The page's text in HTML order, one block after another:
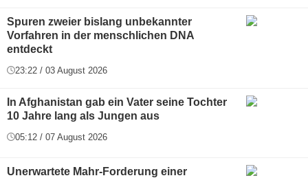
Spuren zweier bislang unbekannter
Vorfahren in der menschlichen DNA
entdeckt
23:22 / 03 August 2026
In Afghanistan gab ein Vater seine Tochter
10 Jahre lang als Jungen aus
05:12 / 07 August 2026
Unerwartete Mahr-Forderung einer